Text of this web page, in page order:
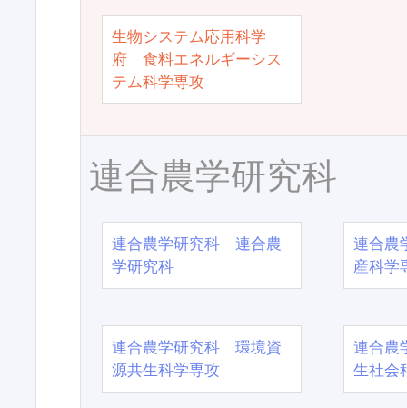
生物システム応用科学
府 食料エネルギーシス
テム科学専攻
連合農学研究科
連合農学研究科 連合農
学研究科
連合農
産科学
連合農学研究科 環境資
源共生科学専攻
連合農
生社会